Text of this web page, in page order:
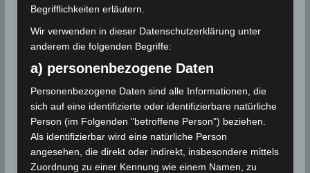
Für die Nutzung von Google Adsense (Google Ireland
Limited, Gordon House, Barrow Street, Dublin, D04 E5W5,
Ireland) benötigen wir laut DSGVO Ihre Zustimmung. Es
werden seitens Google Adsense personenbezogene
Daten genau entnehmen Sie bitte den
Datenschutzbedingungen.
Google Adsenseist deaktiviert.
✓ Erlauben Datenschutzbedingungen
Begrifflichkeiten erläutern.
Wir verwenden in dieser Datenschutzerklärung unter
anderem die folgenden Begriffe:
a) personenbezogene Daten
Personenbezogene Daten sind alle Informationen, die
sich auf eine identifizierte oder identifizierbare natürliche
Person (im Folgenden "betroffene Person") beziehen.
Als identifizierbar wird eine natürliche Person
angesehen, die direkt oder indirekt, insbesondere mittels
Zuordnung zu einer Kennung wie einem Namen, zu